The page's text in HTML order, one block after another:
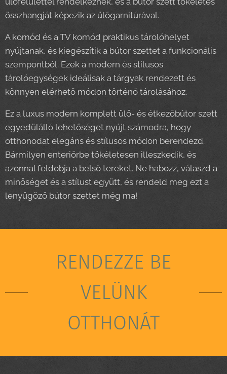
összhangját képezik az ülőgarnitúrával.
A komód és a TV komód praktikus tárolóhelyet
nyújtanak, és kiegészítik a bútor szettet a funkcionális
szempontból. Ezek a modern és stílusos
tárolóegységek ideálisak a tárgyak rendezett és
könnyen elérhető módon történő tárolásához.
Ez a luxus modern komplett ülő- és étkezőbútor szett
egyedülálló lehetőséget nyújt számodra, hogy
otthonodat elegáns és stílusos módon berendezd.
Bármilyen enteriőrbe tökéletesen illeszkedik, és
azonnal feldobja a belső tereket. Ne habozz, válaszd a
minőséget és a stílust együtt, és rendeld meg ezt a
lenyűgöző bútor szettet még ma!
RENDEZZE BE
VELÜNK
OTTHONÁT